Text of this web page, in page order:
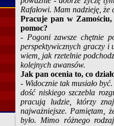
Rafałowi. Mam nadzieję,
Pracuje pan w
pomoc?
- Pogoni zawsze chętnie
perspektywicznych graczy i
wiem, jak rzetelnie
kolejnych awansów.
Jak pan ocenia to, co
- Widocznie tak musiało
dość niskiego szczebla
pracują ludzie, którzy
najważniejsze. Pamiętam,
było. Mimo różnego